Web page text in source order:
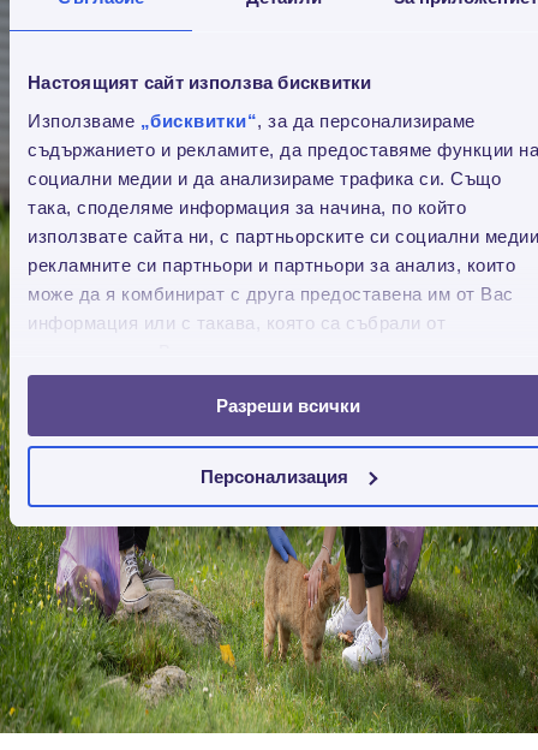
Настоящият сайт използва бисквитки
Използваме „бисквитки“, за да персонализираме
съдържанието и рекламите, да предоставяме функции на
социални медии и да анализираме трафика си. Също
така, споделяме информация за начина, по който
използвате сайта ни, с партньорските си социални
рекламните си партньори и партньори за анализ, които
може да я комбинират с друга предоставена им от Вас
информация или с такава, която са събрали от
Разреши всички
Персонализация